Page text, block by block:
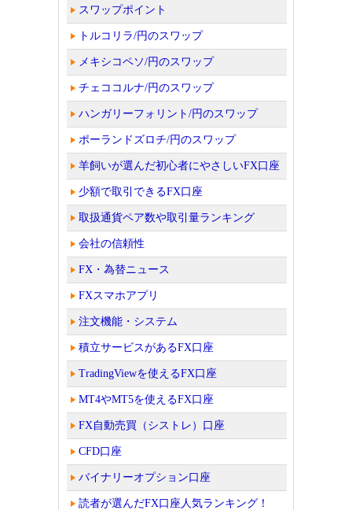
スワップポイント
トルコリラ/円のスワップ
メキシコペソ/円のスワップ
チェココルナ/円のスワップ
ハンガリーフォリント/円のスワップ
ポーランドズロチ/円のスワップ
羊飼いが選んだ初心者にやさしいFX口座
少額で取引できるFX口座
取扱通貨ペア数や取引量ランキング
会社の信頼性
FX・為替ニュース
FXスマホアプリ
注文機能・システム
積立サービスがあるFX口座
TradingViewを使えるFX口座
MT4やMT5を使えるFX口座
FX自動売買（シストレ）口座
CFD口座
バイナリーオプション口座
読者が選んだFX口座人気ランキング！